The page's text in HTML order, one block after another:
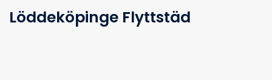
Löddeköpinge Flyttstäd